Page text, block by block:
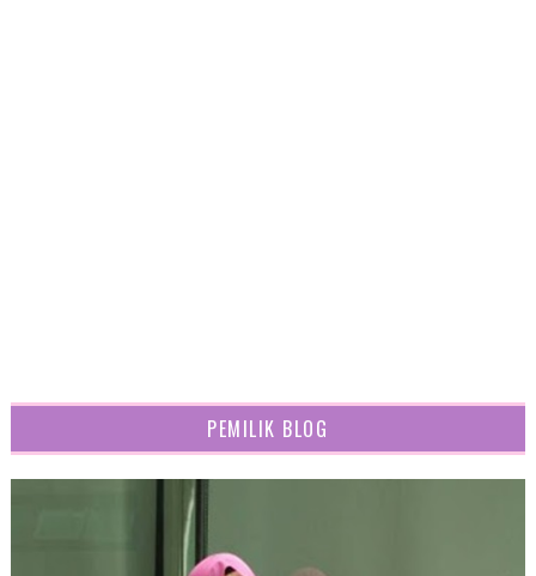
PEMILIK BLOG